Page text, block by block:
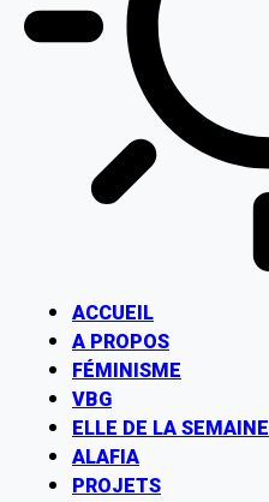
ACCUEIL
A PROPOS
FÉMINISME
VBG
ELLE DE LA SEMAINE
ALAFIA
PROJETS